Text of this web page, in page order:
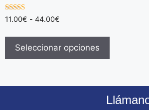
5.00
11.00€ - 44.00€
Seleccionar opciones